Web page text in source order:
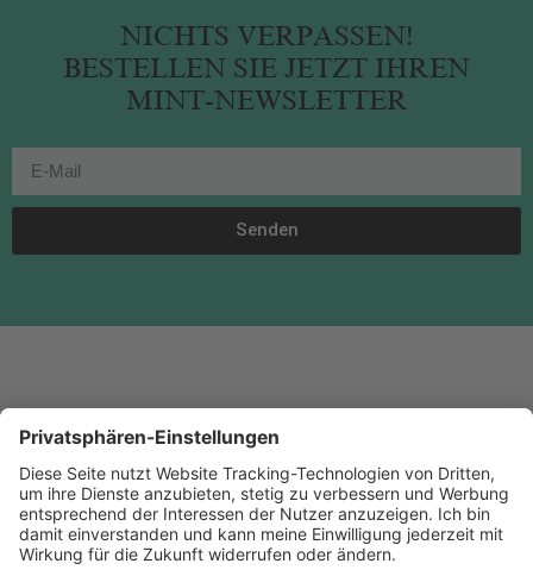
NICHTS VERPASSEN!
BESTELLEN SIE JETZT IHREN
MINT-NEWSLETTER
Senden